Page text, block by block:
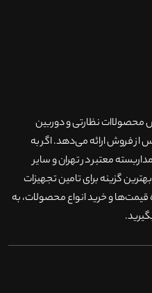
سابقه فروش محصولاات نظارتی و دوربین
از فروش ارائه می‌دهد. اگر به
معتبر در تهران و سایر
گزینه برای تامین تجهیزات
و خرید انواع محصولات، به
.